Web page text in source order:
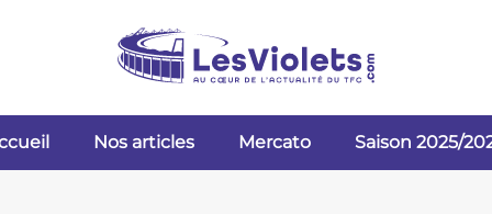
Nos articles Mercato Saison 2025/